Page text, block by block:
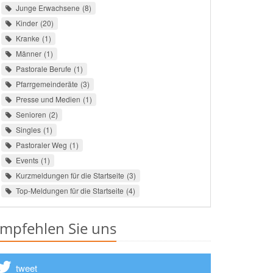
Junge Erwachsene 8
Kinder 20
Kranke 1
Männer 1
Pastorale Berufe 1
Pfarrgemeinderäte 3
Presse und Medien 1
Senioren 2
Singles 1
Pastoraler Weg 1
Events 1
Kurzmeldungen für die Startseite 3
Top-Meldungen für die Startseite 4
Sie uns
tweet